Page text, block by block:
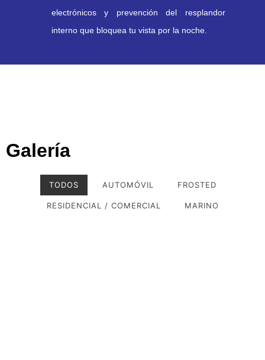
electrónicos y prevención del resplandor
interno que bloquea tu vista por la noche.
Galería
TODOS AUTOMÓVIL FROSTED
RESIDENCIAL / COMERCIAL MARINO